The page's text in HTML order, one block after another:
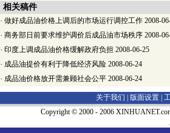
相关稿件
· 做好成品油价格上调后的市场运行调控工作 2008-
· 商务部日前要求维护调价后成品油市场秩序 2008-
· 印度上调成品油价格缓解政府负担 2008-06-25
· 成品油提价有利于降低经济风险 2008-06-24
· 成品油价格放开需兼顾社会公平 2008-06-24
关于我们 | 版面设置
Copyright © 2000 - 2006